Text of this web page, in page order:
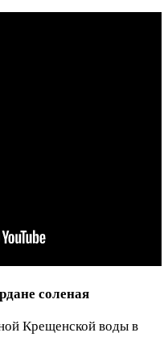
соленая
Крещенской воды в